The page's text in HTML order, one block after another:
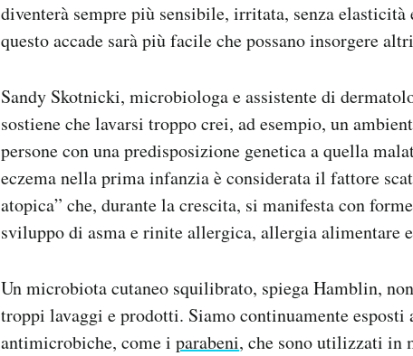
diventerà sempre più sensibile, irritata, senza
questo accade sarà più facile che possano insorgere
Sandy Skotnicki, microbiologa e assistente di
sostiene che lavarsi troppo crei, ad esempio, un
persone con una predisposizione genetica a quella
eczema nella prima infanzia è considerata il fattore
atopica” che, durante la crescita, si manifesta con
sviluppo di asma e rinite allergica, allergia alimentare
Un microbiota cutaneo squilibrato, spiega Hamblin,
troppi lavaggi e prodotti. Siamo continuamente esposti
antimicrobiche, come i parabeni, che sono utilizzati in